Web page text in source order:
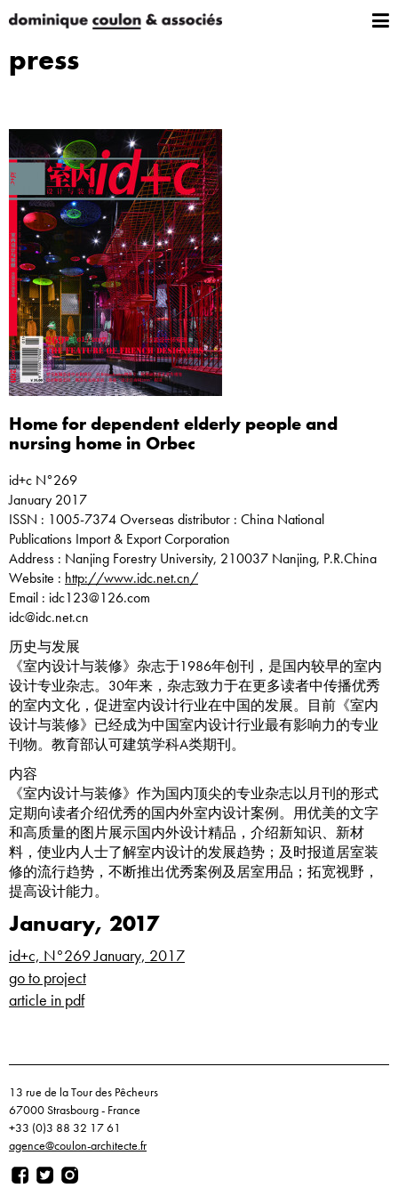
press
Home for dependent elderly people and
nursing home in Orbec
id+c N°269
January 2017
ISSN : 1005-7374 Overseas distributor : China National
Publications Import & Export Corporation
Address : Nanjing Forestry University, 210037 Nanjing, P.R.China
Website : http://www.idc.net.cn/
Email : idc123@126.com
idc@idc.net.cn
历史与发展
《室内设计与装修》杂志于1986年创刊，是国内较早的室内
设计专业杂志。30年来，杂志致力于在更多读者中传播优秀
的室内文化，促进室内设计行业在中国的发展。目前《室内
设计与装修》已经成为中国室内设计行业最有影响力的专业
刊物。教育部认可建筑学科A类期刊。
内容
《室内设计与装修》作为国内顶尖的专业杂志以月刊的形式
定期向读者介绍优秀的国内外室内设计案例。用优美的文字
和高质量的图片展示国内外设计精品，介绍新知识、新材
料，使业内人士了解室内设计的发展趋势；及时报道居室装
修的流行趋势，不断推出优秀案例及居室用品；拓宽视野，
提高设计能力。
January, 2017
id+c, N°269 January, 2017
go to project
article in pdf
13 rue de la Tour des Pêcheurs
67000 Strasbourg - France
+33 (0)3 88 32 17 61
agence@coulon-architecte.fr